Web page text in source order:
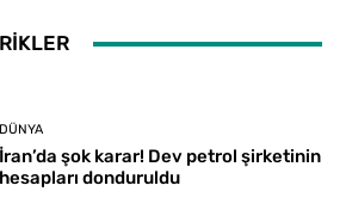
DÜNYA
İran’da şok karar! Dev petrol şirketinin
hesapları donduruldu